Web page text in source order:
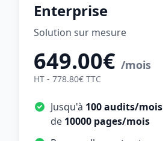
Enterprise
Solution sur mesure
649.00€ /mois
HT - 778.80€ TTC
Jusqu'à 100 audits/mois
de 10000 pages/mois